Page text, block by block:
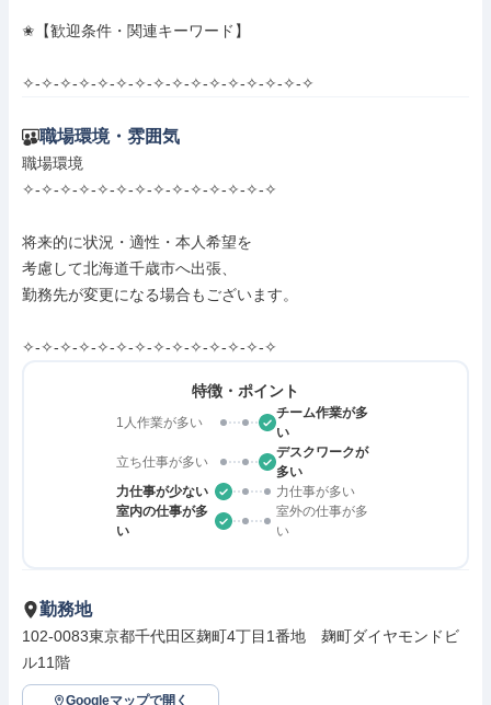
✬【歓迎条件・関連キーワード】
✧-✧-✧-✧-✧-✧-✧-✧-✧-✧-✧-✧-✧-✧-✧-✧
職場環境・雰囲気
職場環境
✧-✧-✧-✧-✧-✧-✧-✧-✧-✧-✧-✧-✧-✧
将来的に状況・適性・本人希望を
考慮して北海道千歳市へ出張、
勤務先が変更になる場合もございます。
✧-✧-✧-✧-✧-✧-✧-✧-✧-✧-✧-✧-✧-✧
特徴・ポイント
1人作業が多い
チーム作業が多
い
立ち仕事が多い
デスクワークが
多い
力仕事が少ない
力仕事が多い
室内の仕事が多
い
室外の仕事が多
い
勤務地
102-0083東京都千代田区麹町4丁目1番地　麹町ダイヤモンドビ
ル11階
Googleマップで開く